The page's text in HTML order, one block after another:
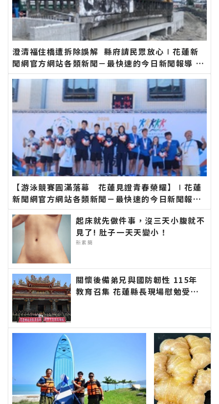
澄清福住橋遭拆除誤解 縣府請民眾放心∣花蓮新
聞網官方網站各類新聞－最快速的今日新聞報導 最
新的在地資訊！
【游泳競賽圓滿落幕 花蓮見證青春榮耀】∣花蓮
新聞網官方網站各類新聞－最快速的今日新聞報導
最新的在地資訊！
起床就先做件事，沒三天小腹就不
見了! 肚子一天天變小！
新素簡
關懷後備弟兄與國防韌性 115年
教育召集 花蓮縣長現場慰勉受召
的在地資訊！